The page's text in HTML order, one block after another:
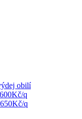
obilí
q
q